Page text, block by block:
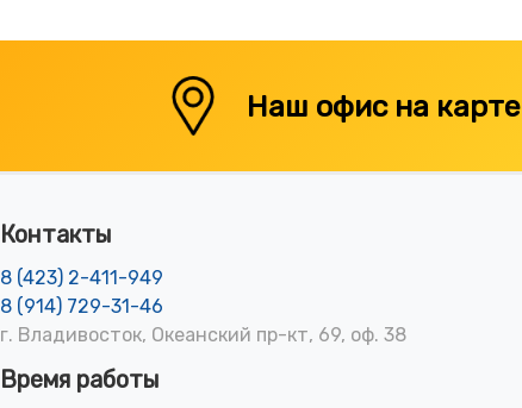
Наш офис на карте
Контакты
8 (423) 2-411-949
8 (914) 729-31-46
г. Владивосток, Океанский пр-кт, 69, оф. 38
Время работы